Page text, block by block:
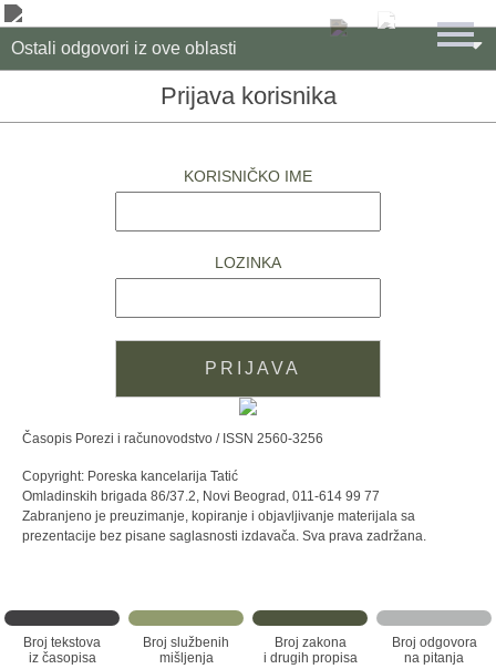
Ostali odgovori iz ove oblasti 
Prijava korisnika
KORISNIČKO IME
LOZINKA
Časopis Porezi i računovodstvo / ISSN 2560-3256
Copyright: Poreska kancelarija Tatić
Omladinskih brigada 86/37.2, Novi Beograd, 011-614 99 77
Zabranjeno je preuzimanje, kopiranje i objavljivanje materijala sa
prezentacije bez pisane saglasnosti izdavača. Sva prava zadržana.
Broj tekstova
iz časopisa
Broj službenih
mišljenja
Broj zakona
i drugih propisa
Broj odgovora
na pitanja